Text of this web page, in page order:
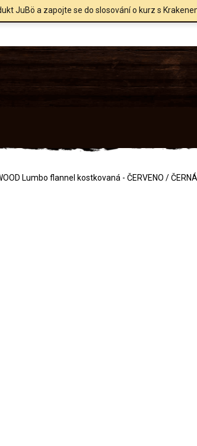
JuBö a zapojte se do slosování o kurz s
Lumbo flannel kostkovaná - ČERVENO / ČERNÁ